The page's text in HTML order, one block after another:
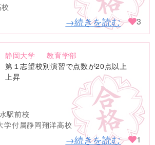
→続きを読む 3
静岡大学
教育学部
第１志望校別演習で点数が20点以上
上昇
駅前校
学付属静岡翔洋高校
→続きを読む 1